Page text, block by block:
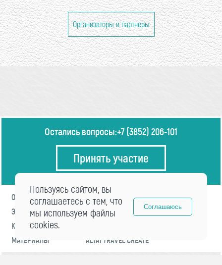
Организаторы и партнеры
Остались вопросы:+7 (3852) 206-101
Принять участие
О ФОРУМЕ
ПРОГРАММА
ЭКСПЕРТЫ
НОВОСТИ
КОНТАКТЫ
МАТЕРИАЛЫ
ALTAI TRAVEL CREATE
Пользуясь сайтом, вы
соглашаетесь с тем, что
мы используем файлы
cookies.
Соглашаюсь